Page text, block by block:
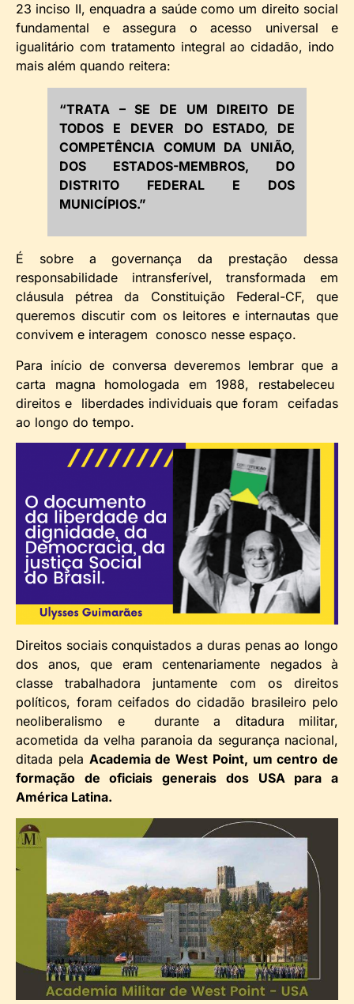
23 inciso II, enquadra a saúde como um direito social
fundamental e assegura o acesso universal e
igualitário com tratamento integral ao cidadão, indo
mais além quando reitera:
“TRATA – SE DE UM DIREITO DE
TODOS E DEVER DO ESTADO, DE
COMPETÊNCIA COMUM DA UNIÃO,
DOS ESTADOS-MEMBROS, DO
DISTRITO FEDERAL E DOS
MUNICÍPIOS.”
É sobre a governança da prestação dessa
responsabilidade intransferível, transformada em
cláusula pétrea da Constituição Federal-CF, que
queremos discutir com os leitores e internautas que
convivem e interagem conosco nesse espaço.
Para início de conversa deveremos lembrar que a
carta magna homologada em 1988, restabeleceu
direitos e liberdades individuais que foram ceifadas
ao longo do tempo.
Direitos sociais conquistados a duras penas ao longo
dos anos, que eram centenariamente negados à
classe trabalhadora juntamente com os direitos
políticos, foram ceifados do cidadão brasileiro pelo
neoliberalismo e durante a ditadura militar,
acometida da velha paranoia da segurança nacional,
ditada pela Academia de West Point, um centro de
formação de oficiais generais dos USA para a
América Latina.